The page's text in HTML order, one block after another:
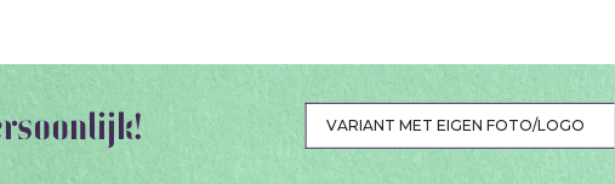
VARIANT MET EIGEN FOTO/LOGO